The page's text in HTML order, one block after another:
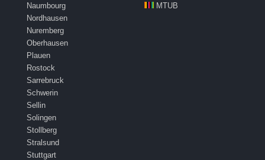
Naumbourg
Nordhausen
Nuremberg
Oberhausen
Plauen
Rostock
Sarrebruck
Schwerin
Sellin
Solingen
Stollberg
Stralsund
Stuttgart
MTUB